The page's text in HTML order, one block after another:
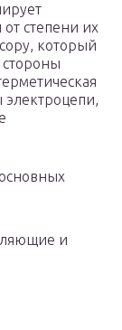
степени их
который
электроцепи,
и